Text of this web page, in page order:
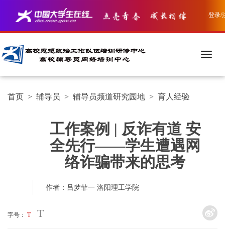
登录/
首页 > 辅导员 > 辅导员频道研究园地 > 育人经验
工作案例 | 反诈有道 安
全先行——学生遭遇网
络诈骗带来的思考
作者：吕梦菲一 洛阳理工学院
字号： T T